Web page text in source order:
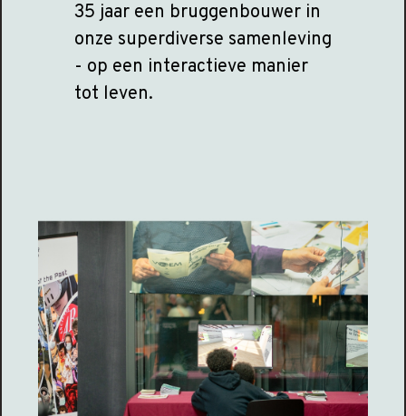
35 jaar een bruggenbouwer in
onze superdiverse samenleving
- op een interactieve manier
tot leven.